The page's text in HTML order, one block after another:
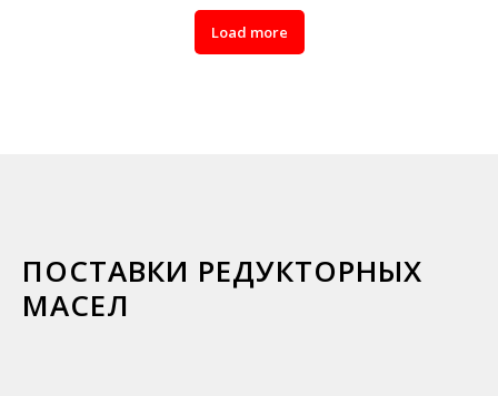
Load more
ПОСТАВКИ РЕДУКТОРНЫХ
МАСЕЛ